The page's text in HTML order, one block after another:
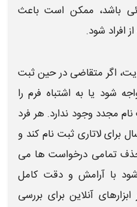
باشد، ممکن است باعث
افراد شود.
اگر متقاضی در حین ثبت
شود یا به اشتباه فرم را
مجدد وجود ندارد. هر فرد
برایلاتاری ثبت نامکند و
تمامی درخواست‌ ها می‌
شود با آرامش و دقت کامل
ابزارهای آنلاین برای بررسی